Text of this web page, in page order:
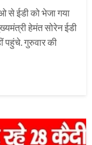
से ईडी को भेजा गया
हेमंत सोरेन ईडी
पहुंचे. गुरुवार की